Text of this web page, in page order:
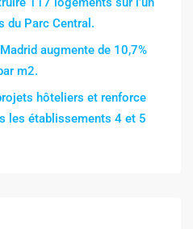
du Parc Central.
augmente de 10,7%
m2.
hôteliers et renforce
les établissements 4 et 5